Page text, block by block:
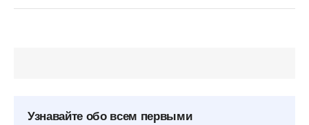
Узнавайте обо всем первыми